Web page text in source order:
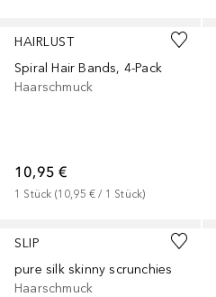
HAIRLUST
Spiral Hair Bands, 4-Pack
Haarschmuck
10,95 €
1 Stück (10,95 € / 1 Stück)
SLIP
pure silk skinny scrunchies
Haarschmuck